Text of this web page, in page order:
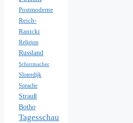
Postmoderne
Reich-
Ranicki
Religion
Russland
Schirrmacher
Sloterdijk
Sprache
Strauß
Botho
Tagesschau